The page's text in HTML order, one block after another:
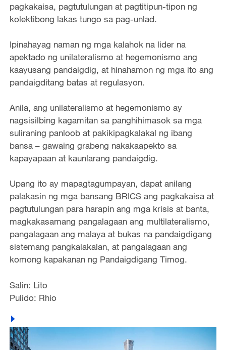
pagkakaisa, pagtutulungan at pagtitipun-tipon ng
kolektibong lakas tungo sa pag-unlad.
Ipinahayag naman ng mga kalahok na lider na
apektado ng unilateralismo at hegemonismo ang
kaayusang pandaigdig, at hinahamon ng mga ito ang
pandaigditang batas at regulasyon.
Anila, ang unilateralismo at hegemonismo ay
nagsisilbing kagamitan sa panghihimasok sa mga
suliraning panloob at pakikipagkalakal ng ibang
bansa – gawaing grabeng nakakaapekto sa
kapayapaan at kaunlarang pandaigdig.
Upang ito ay mapagtagumpayan, dapat anilang
palakasin ng mga bansang BRICS ang pagkakaisa at
pagtutulungan para harapin ang mga krisis at banta,
magkakasamang pangalagaan ang multilateralismo,
pangalagaan ang malaya at bukas na pandaigdigang
sistemang pangkalakalan, at pangalagaan ang
komong kapakanan ng Pandaigdigang Timog.
Salin: Lito
Pulido: Rhio